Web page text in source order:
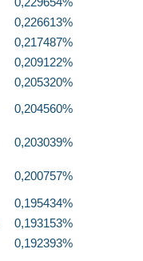
0,226613%
0,217487%
0,209122%
0,205320%
0,204560%
0,203039%
0,200757%
0,195434%
0,193153%
0,192393%